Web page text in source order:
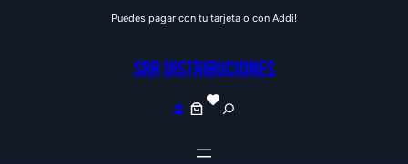
Puedes pagar con tu tarjeta o con Addi!
SRR DISTRIBUCIONES
S
e